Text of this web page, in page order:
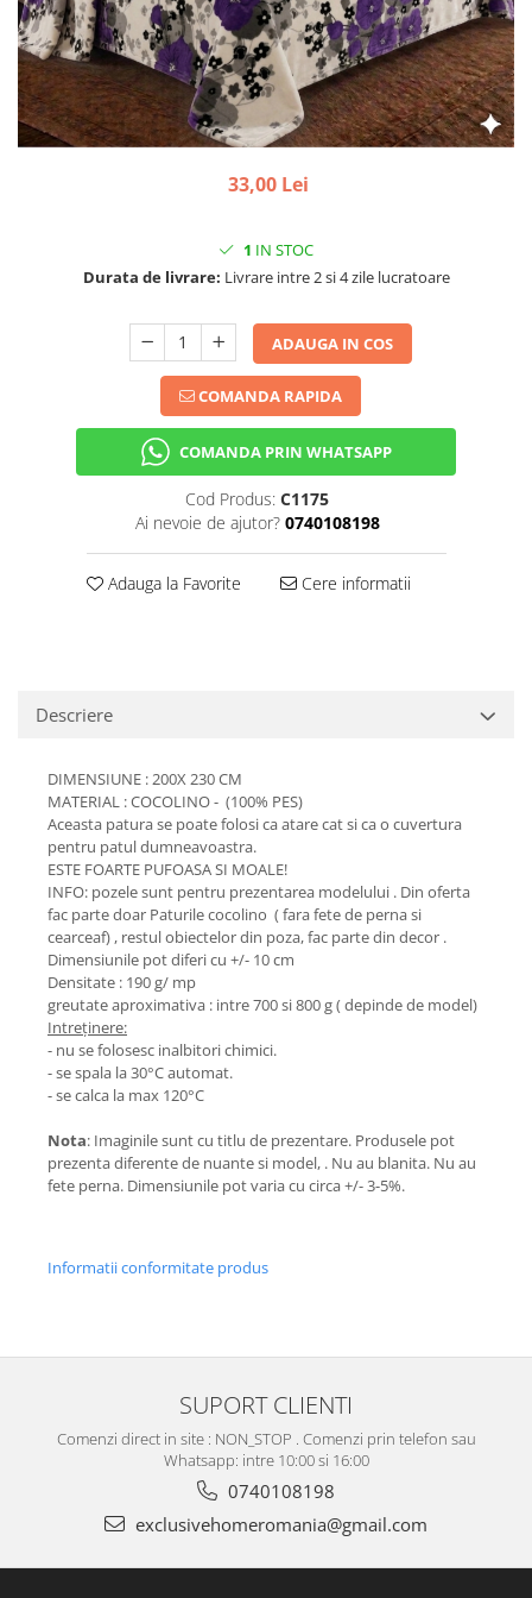
33,00 Lei
1 IN STOC
Durata de livrare: Livrare intre 2 si 4 zile lucratoare
ADAUGA IN COS
COMANDA RAPIDA
COMANDA PRIN WHATSAPP
Cod Produs: C1175
Ai nevoie de ajutor? 0740108198
Adauga la Favorite Cere informatii
Descriere
DIMENSIUNE : 200X 230 CM
MATERIAL : COCOLINO - (100% PES)
Aceasta patura se poate folosi ca atare cat si ca o cuvertura
pentru patul dumneavoastra.
ESTE FOARTE PUFOASA SI MOALE!
INFO: pozele sunt pentru prezentarea modelului . Din oferta
fac parte doar Paturile cocolino ( fara fete de perna si
cearceaf) , restul obiectelor din poza, fac parte din decor .
Dimensiunile pot diferi cu +/- 10 cm
Densitate : 190 g/ mp
greutate aproximativa : intre 700 si 800 g ( depinde de model)
Intreținere:
- nu se folosesc inalbitori chimici.
- se spala la 30°C automat.
- se calca la max 120°C
Nota: Imaginile sunt cu titlu de prezentare. Produsele pot
prezenta diferente de nuante si model, . Nu au blanita. Nu au
fete perna. Dimensiunile pot varia cu circa +/- 3-5%.
Informatii conformitate produs
SUPORT CLIENTI
Comenzi direct in site : NON_STOP . Comenzi prin telefon sau
Whatsapp: intre 10:00 si 16:00
0740108198
exclusivehomeromania@gmail.com